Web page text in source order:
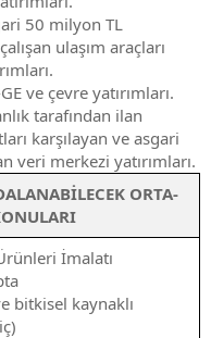
50 milyon TL
ulaşım araçları
ve çevre yatırımları.
tarafından ilan
karşılayan ve asgari
veri merkezi yatırımları.
ORTA-
İmalatı
bitkisel kaynaklı